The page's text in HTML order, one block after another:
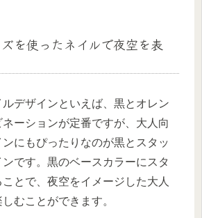
を使ったネイルで夜空を表
デザインといえば、黒とオレン
ーションが定番ですが、大人向
にもぴったりなのが黒とスタッ
です。黒のベースカラーにスタ
とで、夜空をイメージした大人
むことができます。